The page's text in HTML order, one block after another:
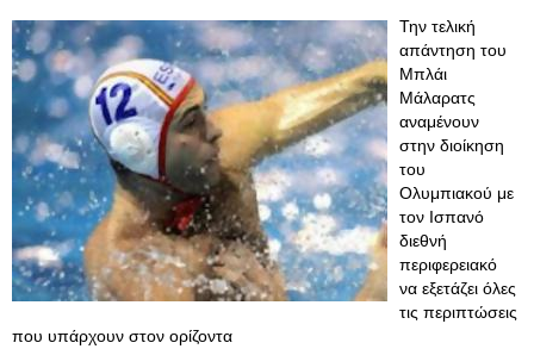
Την τελική
απάντηση του
Μπλάι
Μάλαρατς
αναμένουν
στην διοίκηση
του
Ολυμπιακού με
τον Ισπανό
διεθνή
περιφερειακό
να εξετάζει όλες
τις περιπτώσεις
που υπάρχουν στον ορίζοντα